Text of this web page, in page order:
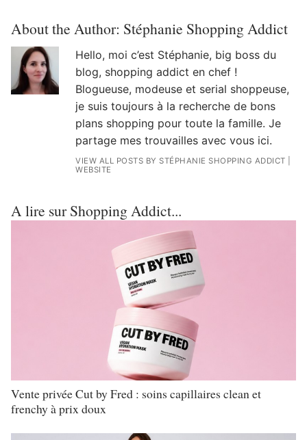
About the Author: Stéphanie Shopping Addict
Hello, moi c’est Stéphanie, big boss du
blog, shopping addict en chef !
Blogueuse, modeuse et serial shoppeuse,
je suis toujours à la recherche de bons
plans shopping pour toute la famille. Je
partage mes trouvailles avec vous ici.
VIEW ALL POSTS BY STÉPHANIE SHOPPING ADDICT
WEBSITE
A lire sur Shopping Addict...
Vente privée Cut by Fred : soins capillaires clean et
frenchy à prix doux